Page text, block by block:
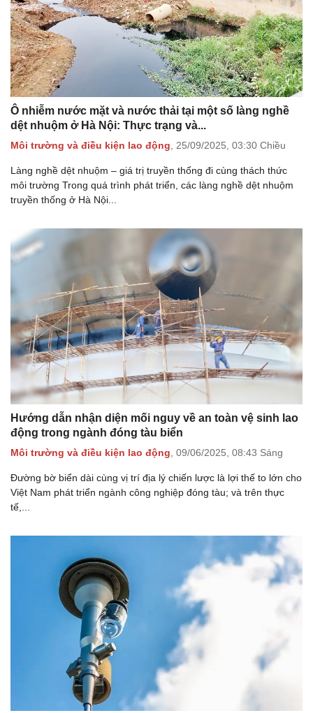
Ô nhiễm nước mặt và nước thải tại một số làng nghề
dệt nhuộm ở Hà Nội: Thực trạng và...
Môi trường và điều kiện lao động 25/09/2025, 03:30 Chiều
Làng nghề dệt nhuộm – giá trị truyền thống đi cùng thách thức
môi trường Trong quá trình phát triển, các làng nghề dệt nhuộm
truyền thống ở Hà Nội...
Hướng dẫn nhận diện mối nguy về an toàn vệ sinh lao
động trong ngành đóng tàu biển
Môi trường và điều kiện lao động 09/06/2025, 08:43 Sáng
Đường bờ biển dài cùng vị trí địa lý chiến lược là lợi thế to lớn cho
Việt Nam phát triển ngành công nghiệp đóng tàu; và trên thực
tế,...